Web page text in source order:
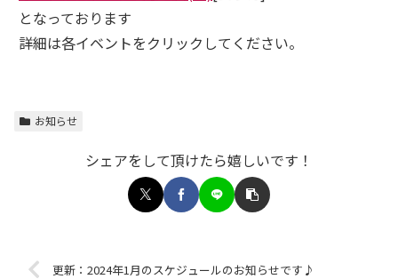
となっております
詳細は各イベントをクリックしてください。
お知らせ
シェアをして頂けたら嬉しいです！
更新：2024年1月のスケジュールのお知らせです♪